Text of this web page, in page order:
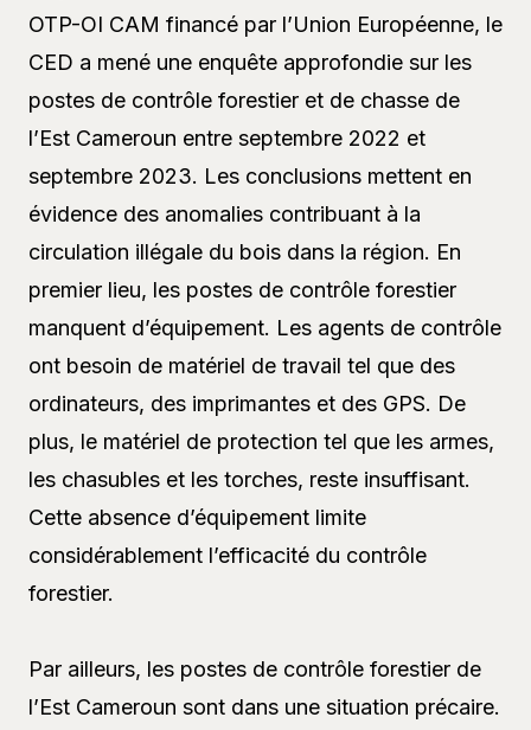
OTP-OI CAM financé par l’Union Européenne, le
CED a mené une enquête approfondie sur les
postes de contrôle forestier et de chasse de
l’Est Cameroun entre septembre 2022 et
septembre 2023. Les conclusions mettent en
évidence des anomalies contribuant à la
circulation illégale du bois dans la région. En
premier lieu, les postes de contrôle forestier
manquent d’équipement. Les agents de contrôle
ont besoin de matériel de travail tel que des
ordinateurs, des imprimantes et des GPS. De
plus, le matériel de protection tel que les armes,
les chasubles et les torches, reste insuffisant.
Cette absence d’équipement limite
considérablement l’efficacité du contrôle
forestier.
Par ailleurs, les postes de contrôle forestier de
l’Est Cameroun sont dans une situation précaire.